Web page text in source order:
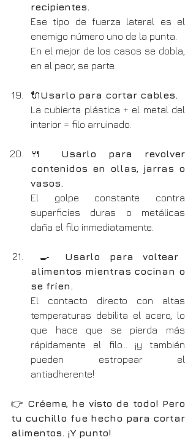
recipientes.
Ese tipo de fuerza lateral es el
enemigo número uno de la punta.
En el mejor de los casos se dobla,
en el peor, se parte.
🔌Usarlo para cortar cables.
La cubierta plástica + el metal del
interior = filo arruinado.
🍴 Usarlo para revolver
contenidos en ollas, jarras o
vasos.
El golpe constante contra
superficies duras o metálicas
daña el filo inmediatamente.
🍳 Usarlo para voltear
alimentos mientras cocinan o
se fríen.
El contacto directo con altas
temperaturas debilita el acero, lo
que hace que se pierda más
rápidamente el filo... ¡y también
pueden estropear el
antiadherente!
👉 Créeme, he visto de todo! Pero
tu cuchillo fue hecho para cortar
alimentos. ¡Y punto!